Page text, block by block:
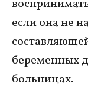
если она не
беременных
больницах.